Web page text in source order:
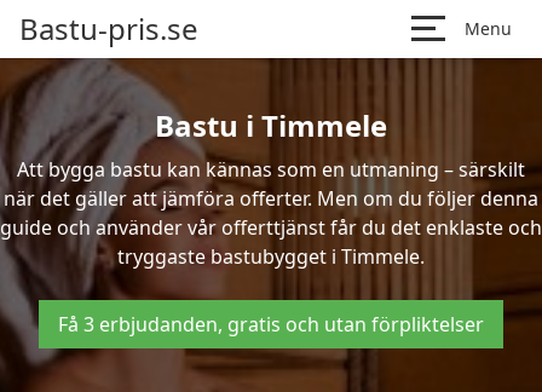
Bastu-pris.se Menu
Bastu i Timmele
Att bygga bastu kan kännas som en utmaning – särskilt
när det gäller att jämföra offerter. Men om du följer denna
guide och använder vår offerttjänst får du det enklaste och
tryggaste bastubygget i Timmele.
Få 3 erbjudanden, gratis och utan förpliktelser